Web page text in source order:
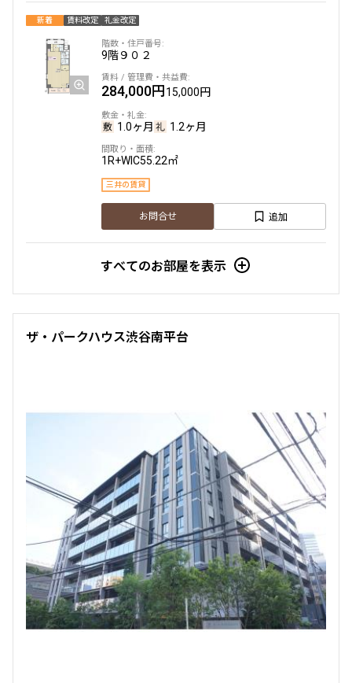
新着 賃料改定 礼金改定
9階９０２
284,000円15,000円
1.0ヶ月 1.2ヶ月
1R+WIC55.22㎡
三井の賃貸
お問合せ 追加
すべてのお部屋を表示
ザ・パークハウス渋谷南平台